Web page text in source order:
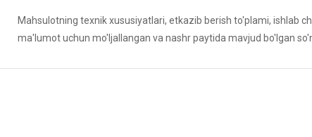
Mahsulotning texnik xususiyatlari, etkazib berish to'plami, ishlab
ma'lumot uchun mo'ljallangan va nashr paytida mavjud bo'lgan